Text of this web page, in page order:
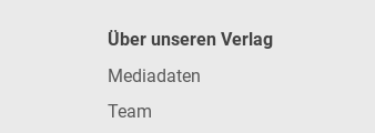
Über unseren Verlag
Mediadaten
Team